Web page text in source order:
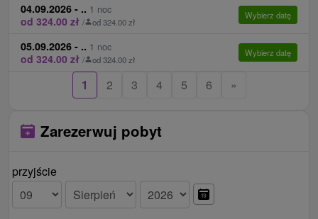
opłata klimatyczna 1,50 € / osoba / noc
USŁUGI DODATKOWE
04.09.2026 - .. 1 noc
od 324.00 zł / od 324.00 zł
Wybierz datę
05.09.2026 - .. 1 noc
od 324.00 zł / od 324.00 zł
Wybierz datę
1 2 3 4 5 6 »
Zarezerwuj pobyt
przyjście